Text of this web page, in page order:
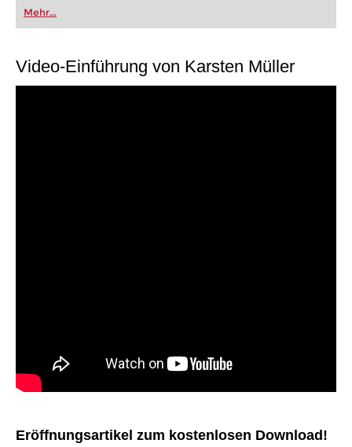
oder bereits auf Turnierniveau spielen: Mit
FRITZ trainieren Sie effizienter, intelligenter und
individueller als je zuvor.
Mehr...
Video-Einführung von Karsten Müller
Eröffnungsartikel zum kostenlosen Download!